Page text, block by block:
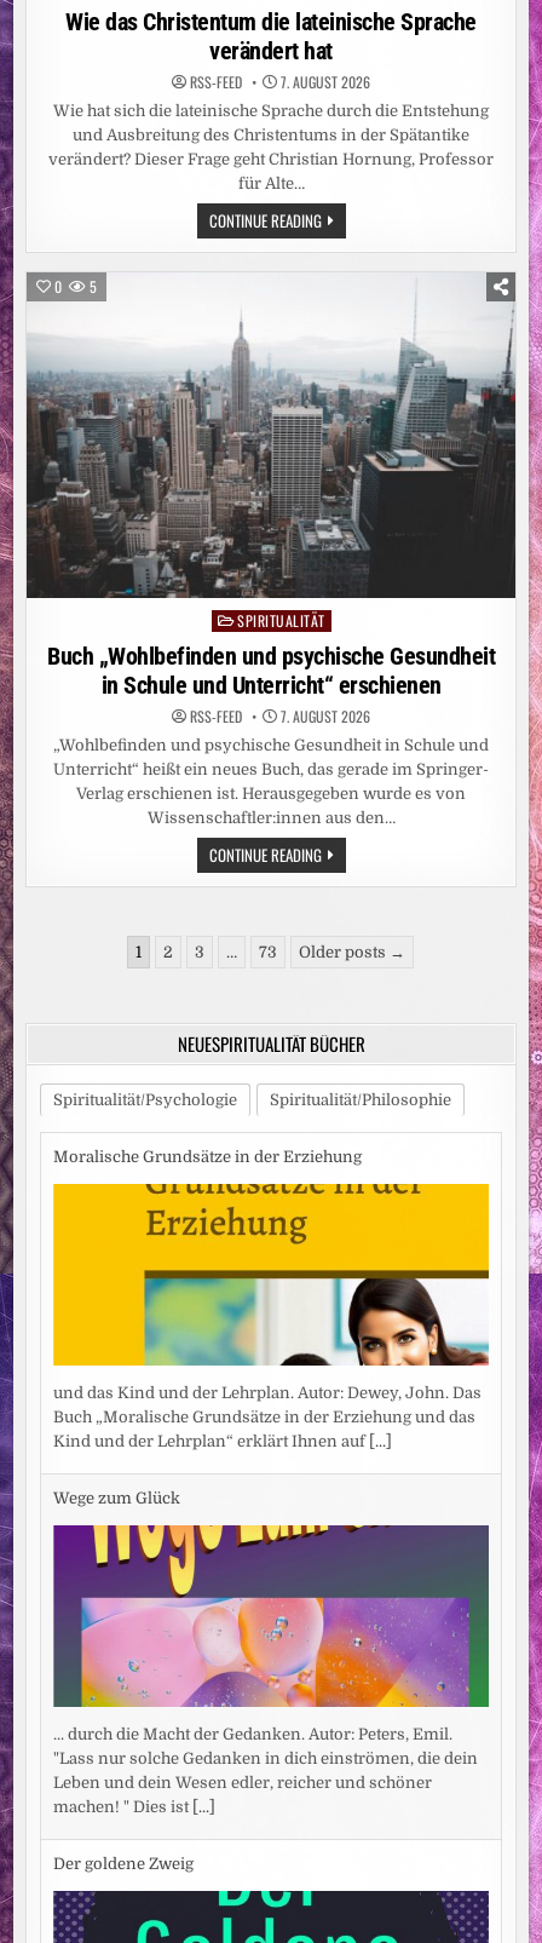
in
Wie das Christentum die lateinische Sprache
verändert hat
RSS-FEED 7. AUGUST 2026
Wie hat sich die lateinische Sprache durch die Entstehung
und Ausbreitung des Christentums in der Spätantike
verändert? Dieser Frage geht Christian Hornung, Professor
für Alte…
CONTINUE READINGWIE
DAS
CHRISTENTUM
0 5
Posted
in
SPIRITUALITÄT
Buch „Wohlbefinden und psychische Gesundheit
in Schule und Unterricht“ erschienen
RSS-FEED 7. AUGUST 2026
„Wohlbefinden und psychische Gesundheit in Schule und
Unterricht“ heißt ein neues Buch, das gerade im Springer-
Verlag erschienen ist. Herausgegeben wurde es von
Wissenschaftler:innen aus den…
CONTINUE READINGBUCH
„WOHLBEFINDEN
UND
SCHULE
UND
Seitennummerierung
Beiträge
1 2 3 … 73 Older posts →
NEUESPIRITUALITÄT BÜCHER
Spiritualität/Psychologie Spiritualität/Philosophie
Moralische Grundsätze in der Erziehung
und das Kind und der Lehrplan. Autor: Dewey, John. Das
Buch „Moralische Grundsätze in der Erziehung und das
Kind und der Lehrplan“ erklärt Ihnen auf [...]
Wege zum Glück
... durch die Macht der Gedanken. Autor: Peters, Emil.
"Lass nur solche Gedanken in dich einströmen, die dein
Leben und dein Wesen edler, reicher und schöner
machen! " Dies ist [...]
Der goldene Zweig